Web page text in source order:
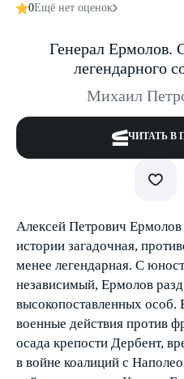
0Ещё нет оценок
Генерал Ермолов.
легендарного
Михаил
ЧИТАТЬ В
Алексей Петрович
истории загадочная,
менее легендарная. С
независимый, Ермолов
высокопоставленных особ.
военные действия против
осада крепости Дербент,
в войне коалиций с